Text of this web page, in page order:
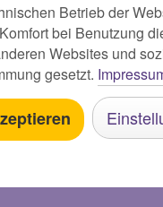
Betrieb der
bei Benutzung
Websites und
gesetzt.